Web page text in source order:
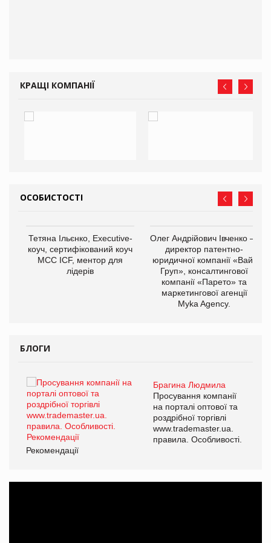
КРАЩІ КОМПАНІЇ
ОСОБИСТОСТІ
Тетяна Ільєнко, Executive-
коуч, сертифікований коуч
МСС ICF, ментор для
лідерів
Олег Андрійович Івченко —
директор патентно-
юридичної компанії «Вайз
Груп», консалтингової
компанії «Парето» та
маркетингової агенції
Myka Agency.
БЛОГИ
Брагина Людмила
Просування компанії
на порталі оптової та
роздрібної торгівлі
www.trademaster.ua.
правила. Особливості.
Рекомендації